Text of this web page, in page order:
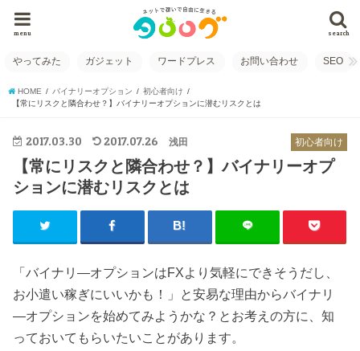
search
menu
やってみた ガジェット ワードプレス お問い合わせ SEO
HOME バイナリーオプション
初心者向け
【常にリスクと隣合わせ？】バイナリーオプションに潜むリスクとは
初心者向け
2017.03.30 2017.07.26 浅田
【常にリスクと隣合わせ？】バイナリーオプ
ションに潜むリスクとは
「バイナリ―オプションはFXより気軽にできそうだし、
お小遣い稼ぎにいいかも！」と安易な理由からバイナリ
―オプションを始めてみようかな？とお考えの方に、知
っておいてもらいたいことがあります。